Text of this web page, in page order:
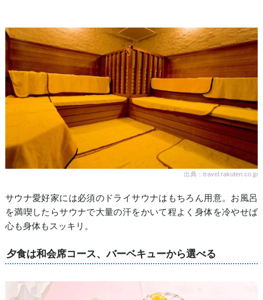
出典：travel.rakuten.co.jp
サウナ愛好家には必須のドライサウナはもちろん用意。お風呂
を満喫したらサウナで大量の汗をかいて程よく身体を冷やせば
心も身体もスッキリ。
夕食は和会席コース、バーベキューから選べる